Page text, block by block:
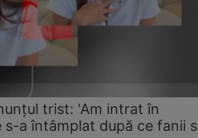
trist: 'Am intrat în
s-a întâmplat după ce fanii